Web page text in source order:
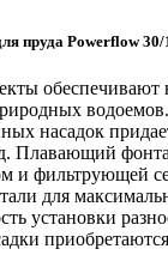
пруда Powerflow 30/
обеспечивают
насадок
Плавающий
и фильтрующей
для
установки